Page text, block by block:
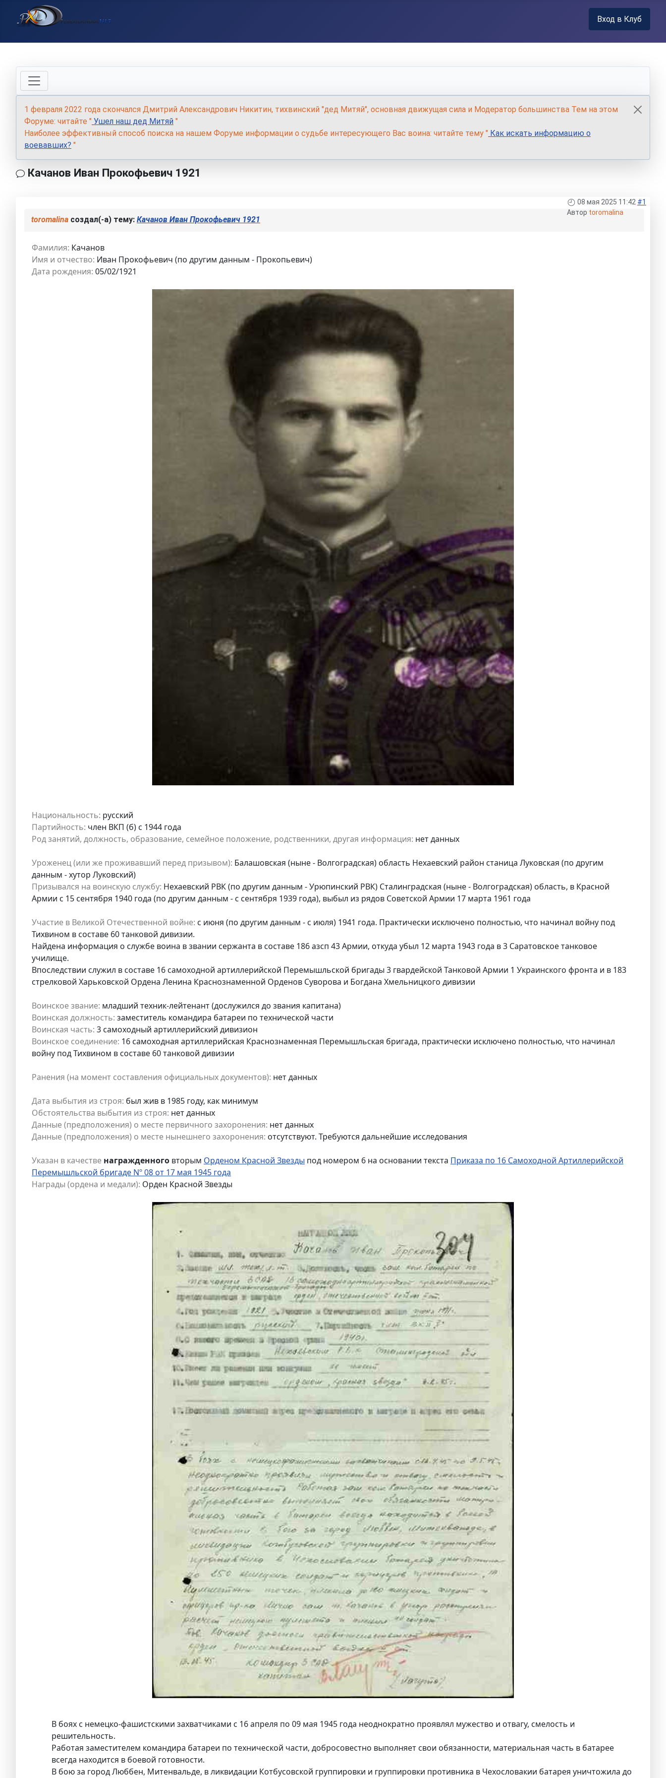
Вход в Клуб
1 февраля 2022 года скончался Дмитрий Александрович Никитин, тихвинский "дед Митяй", основная движущая сила и Модератор большинства Тем на этом
Форуме: читайте " Ушел наш дед Митяй "
Наиболее эффективный способ поиска на нашем Форуме информации о судьбе интересующего Вас воина: читайте тему " Как искать информацию о
воевавших? "
Качанов Иван Прокофьевич 1921
08 мая 2025 11:42 #1
Автор toromalina
toromalina создал(-а) тему: Качанов Иван Прокофьевич 1921
Фамилия: Качанов
Имя и отчество: Иван Прокофьевич (по другим данным - Прокопьевич)
Дата рождения: 05/02/1921
Национальность: русский
Партийность: член ВКП (б) с 1944 года
Род занятий, должность, образование, семейное положение, родственники, другая информация: нет данных
Уроженец (или же проживавший перед призывом): Балашовская (ныне - Волгоградская) область Нехаевский район станица Луковская (по другим
данным - хутор Луковский)
Призывался на воинскую службу: Нехаевский РВК (по другим данным - Урюпинский РВК) Сталинградская (ныне - Волгоградская) область, в Красной
Армии с 15 сентября 1940 года (по другим данным - с сентября 1939 года), выбыл из рядов Советской Армии 17 марта 1961 года
Участие в Великой Отечественной войне: с июня (по другим данным - с июля) 1941 года. Практически исключено полностью, что начинал войну под
Тихвином в составе 60 танковой дивизии.
Найдена информация о службе воина в звании сержанта в составе 186 азсп 43 Армии, откуда убыл 12 марта 1943 года в 3 Саратовское танковое
училище.
Впоследствии служил в составе 16 самоходной артиллерийской Перемышльской бригады 3 гвардейской Танковой Армии 1 Украинского фронта и в 183
стрелковой Харьковской Ордена Ленина Краснознаменной Орденов Суворова и Богдана Хмельницкого дивизии
Воинское звание: младший техник-лейтенант (дослужился до звания капитана)
Воинская должность: заместитель командира батареи по технической части
Воинская часть: 3 самоходный артиллерийский дивизион
Воинское соединение: 16 самоходная артиллерийская Краснознаменная Перемышльская бригада, практически исключено полностью, что начинал
войну под Тихвином в составе 60 танковой дивизии
Ранения (на момент составления официальных документов): нет данных
Дата выбытия из строя: был жив в 1985 году, как минимум
Обстоятельства выбытия из строя: нет данных
Данные (предположения) о месте первичного захоронения: нет данных
Данные (предположения) о месте нынешнего захоронения: отсутствуют. Требуются дальнейшие исследования
Указан в качестве награжденного вторым Орденом Красной Звезды под номером 6 на основании текста Приказа по 16 Самоходной Артиллерийской
Перемышльской бригаде Nº 08 от 17 мая 1945 года
Награды (ордена и медали): Орден Красной Звезды
В боях с немецко-фашистскими захватчиками с 16 апреля по 09 мая 1945 года неоднократно проявлял мужество и отвагу, смелость и
решительность.
Работая заместителем командира батареи по технической части, добросовестно выполняет свои обязанности, материальная часть в батарее
всегда находится в боевой готовности.
В бою за город Люббен, Митенвальде, в ликвидации Котбусовской группировки и группировки противника в Чехословакии батарея уничтожила до